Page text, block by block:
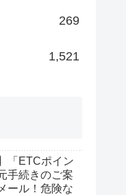
269
1,521
「ETCポイン
手続きのご案
ール！危険な